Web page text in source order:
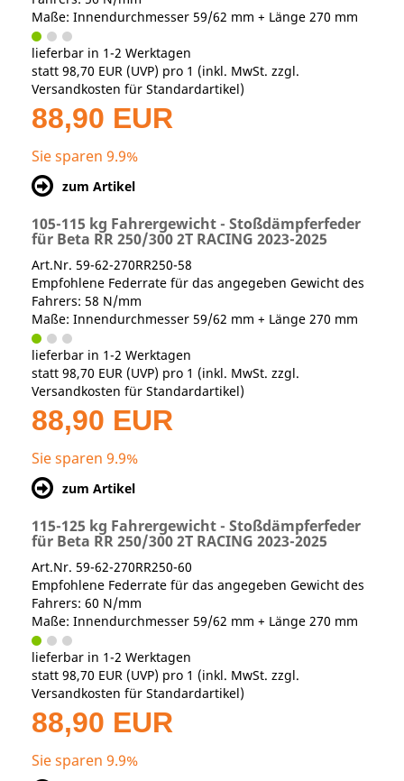
Maße: Innendurchmesser 59/62 mm + Länge 270 mm
lieferbar in 1-2 Werktagen
statt 98,70 EUR (UVP) pro 1 (inkl. MwSt. zzgl.
Versandkosten für Standardartikel)
88,90 EUR
Sie sparen 9.9%
zum Artikel
105-115 kg Fahrergewicht - Stoßdämpferfeder
für Beta RR 250/300 2T RACING 2023-2025
Art.Nr. 59-62-270RR250-58
Empfohlene Federrate für das angegeben Gewicht des
Fahrers: 58 N/mm
Maße: Innendurchmesser 59/62 mm + Länge 270 mm
lieferbar in 1-2 Werktagen
statt 98,70 EUR (UVP) pro 1 (inkl. MwSt. zzgl.
Versandkosten für Standardartikel)
88,90 EUR
Sie sparen 9.9%
zum Artikel
115-125 kg Fahrergewicht - Stoßdämpferfeder
für Beta RR 250/300 2T RACING 2023-2025
Art.Nr. 59-62-270RR250-60
Empfohlene Federrate für das angegeben Gewicht des
Fahrers: 60 N/mm
Maße: Innendurchmesser 59/62 mm + Länge 270 mm
lieferbar in 1-2 Werktagen
statt 98,70 EUR (UVP) pro 1 (inkl. MwSt. zzgl.
Versandkosten für Standardartikel)
88,90 EUR
Sie sparen 9.9%